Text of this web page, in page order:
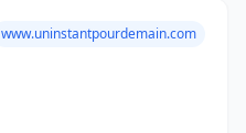
www.uninstantpourdemain.com